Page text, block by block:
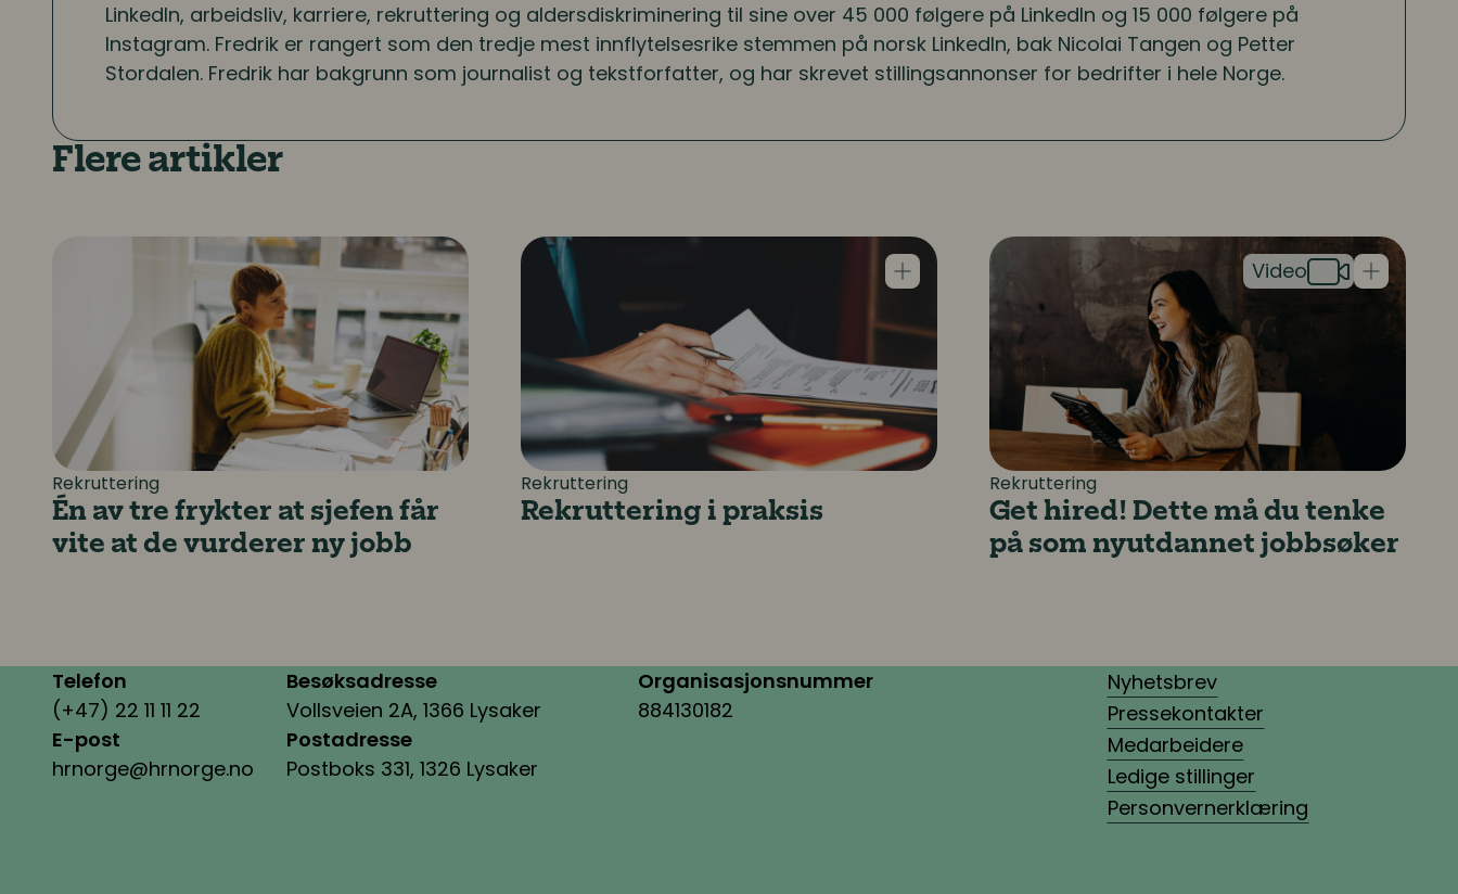
LinkedIn, arbeidsliv, karriere, rekruttering og aldersdiskriminering til sine over 45 000 følgere på LinkedIn og 15 000 følgere på
Instagram. Fredrik er rangert som den tredje mest innflytelsesrike stemmen på norsk LinkedIn, bak Nicolai Tangen og Petter
Stordalen. Fredrik har bakgrunn som journalist og tekstforfatter, og har skrevet stillingsannonser for bedrifter i hele Norge.
Flere artikler
Rekruttering
Én av tre frykter at sjefen får
vite at de vurderer ny jobb
Én av tre frykter at sjefen får vite at de vurderer ny jobb
Rekruttering
Rekruttering i praksis
Rekruttering i praksis
Rekruttering
Get hired! Dette må du tenke
på som nyutdannet jobbsøker
Get hired! Dette må du tenke på som
Telefon
(+47) 22 11 11 22
E-post
hrnorge@hrnorge.no
Besøksadresse
Vollsveien 2A, 1366 Lysaker
Postadresse
Postboks 331, 1326 Lysaker
Organisasjonsnummer
884130182
Nyhetsbrev
Pressekontakter
Medarbeidere
Ledige stillinger
Personvernerklæring